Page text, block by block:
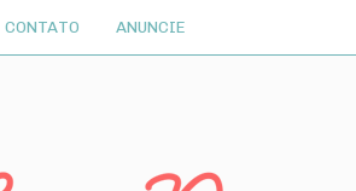
CONTATO ANUNCIE